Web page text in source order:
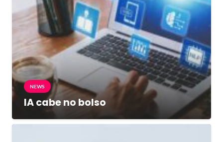
NEWS
IA cabe no bolso